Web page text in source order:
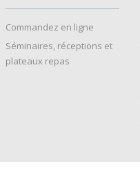
Commandez en ligne
Séminaires, réceptions et
plateaux repas